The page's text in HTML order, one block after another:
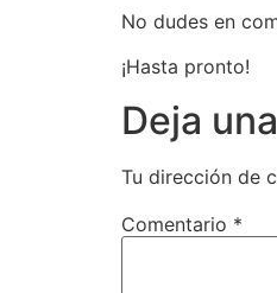
No dudes en
¡Hasta pronto!
Deja
Tu dirección de
Comentario *